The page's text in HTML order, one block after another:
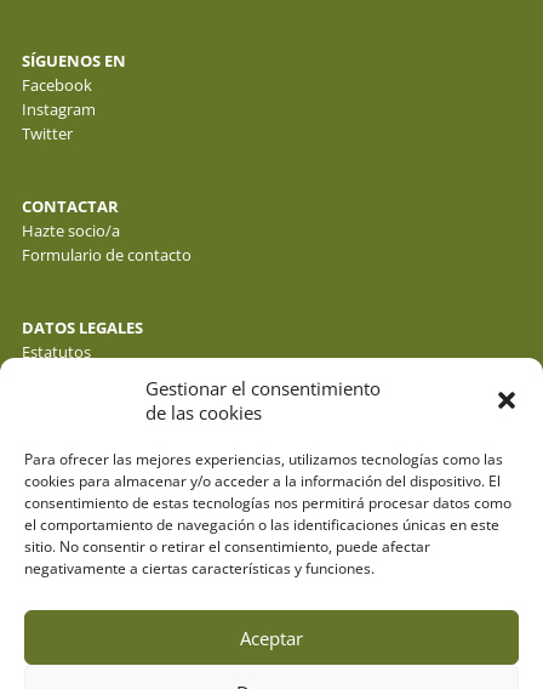
Gestionar el consentimiento
de las cookies
Para ofrecer las mejores experiencias, utilizamos tecnologías como las
cookies para almacenar y/o acceder a la información del dispositivo. El
consentimiento de estas tecnologías nos permitirá procesar datos como
el comportamiento de navegación o las identificaciones únicas en este
sitio. No consentir o retirar el consentimiento, puede afectar
negativamente a ciertas características y funciones.
Aceptar
SÍGUENOS EN
Facebook
Instagram
Twitter
CONTACTAR
Hazte socio/a
Formulario de contacto
DATOS LEGALES
Estatutos
Política de cookies